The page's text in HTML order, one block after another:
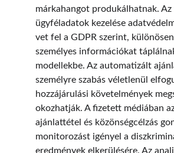
márkahangot produkálhatnak. Az
ügyféladatok kezelése
vet fel a GDPR szerint,
személyes információkat
modellekbe. Az automatizált
személyre szabás véletlenül
hozzájárulási követelmények
okozhatják. A fizetett médiában
ajánlattétel és közönségcélzás
monitorozást igényel a
eredmények elkerülésére. Az